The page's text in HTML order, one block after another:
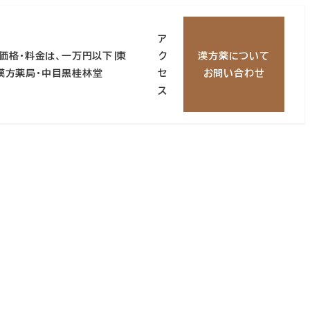
格・料金は、一万円以下∣東
方薬局・中目黒桂林堂
ア
ク
セ
ス
漢方薬について
お問い合わせ